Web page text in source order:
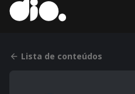
Lista de conteúdos